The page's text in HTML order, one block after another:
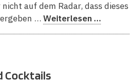
auf dem Radar, dass dieses
… Weiterlesen …
Cocktails